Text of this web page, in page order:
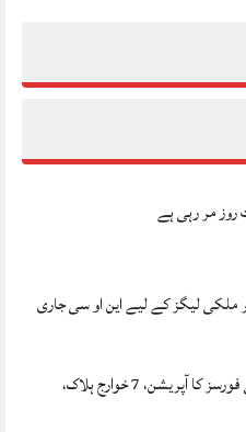
روز مر رہی ہے
ملکی لیگز کے لیے این او سی جاری
ہنگو میں سکیورٹی فورسز کا آپریشن، 7 خوارج ہلاک،